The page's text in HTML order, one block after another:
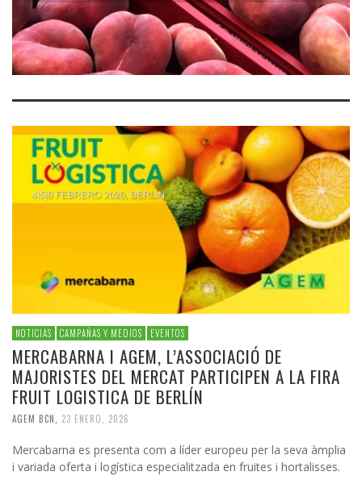
NOTICIAS CAMPAÑAS Y MEDIOS EVENTOS
MERCABARNA I AGEM, L’ASSOCIACIÓ DE
MAJORISTES DEL MERCAT PARTICIPEN A LA FIRA
FRUIT LOGISTICA DE BERLÍN
AGEM BCN 23 ENERO, 2026
Mercabarna es presenta com a líder europeu per la seva àmplia
i variada oferta i logística especialitzada en fruites i hortalisses.